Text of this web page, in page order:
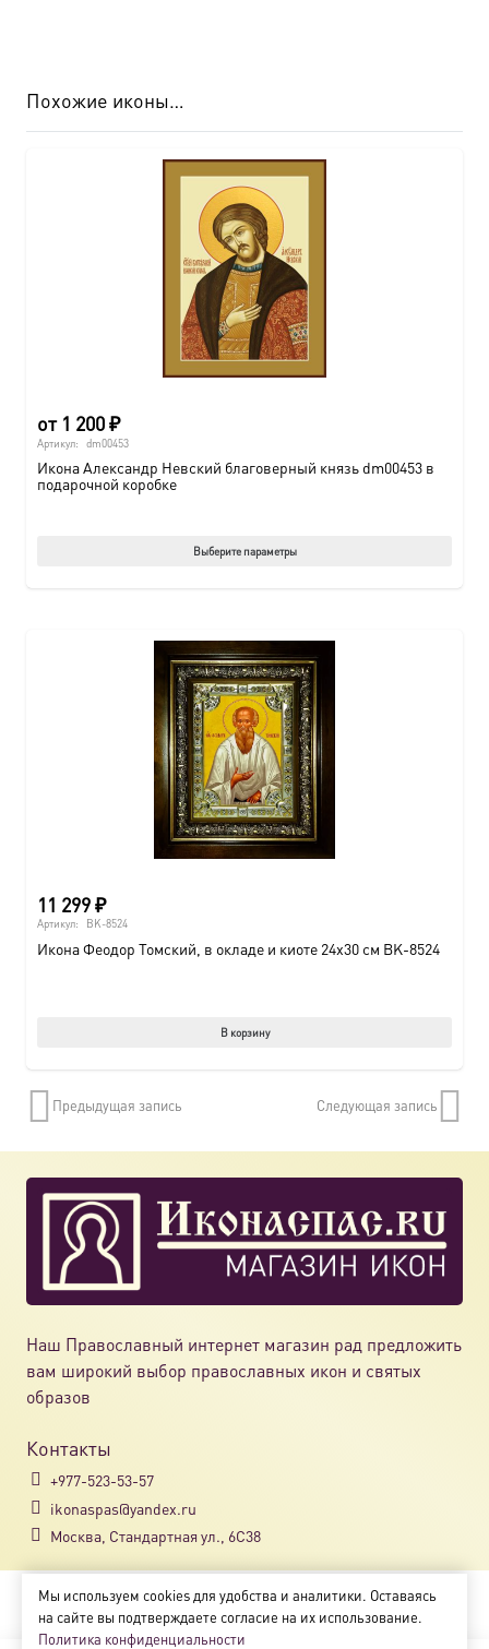
Похожие иконы…
от 1 200₽
Артикул: dm00453
Икона Александр Невский благоверный князь dm00453 в
подарочной коробке
Выберите параметры
11 299₽
Артикул: BK-8524
Икона Феодор Томский, в окладе и киоте 24х30 см BK-8524
В корзину
Предыдущая запись Следующая запись
Наш Православный интернет магазин рад предложить
вам широкий выбор православных икон и святых
образов
Контакты
+977-523-53-57
ikonaspas@yandex.ru
Москва, Стандартная ул., 6С38
Copyright © 2018-2025
Магазин православных икон «ikonaspas.ru»
Мы используем cookies для удобства и аналитики. Оставаясь
на сайте вы подтверждаете согласие на их использование.
Политика конфиденциальности